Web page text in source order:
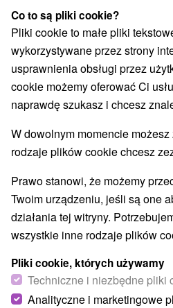
Ośrodek narciarski (1)
Miejsca sakralne(1) Zamki(1)
Skanseny (1) Zamki, pałace,
Wieże obserwacyjne i chodniki
Areny laserowe i paintball (1)
Planetarium i obserwatorium(1)
Kościoły drewniane
Escaperoom(2) Ogrody
Ogrody zoologiczne i fermy
Kolejki linowe(1)
Wsie i miasta
Co to są pliki cookie?
Pliki cookie to małe pliki
wykorzystywane przez strony
usprawnienia obsługi przez
cookie możemy oferować Ci
naprawdę szukasz i chcesz
W dowolnym momencie
rodzaje plików cookie chcesz
Prawo stanowi, że możemy
Twoim urządzeniu, jeśli są one
działania tej witryny.
wszystkie inne rodzaje plików
Pliki cookie, których używamy
Techniczne i niezbędne pliki
Analityczne i marketingowe